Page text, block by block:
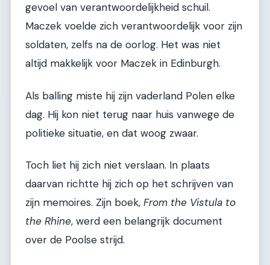
gevoel van verantwoordelijkheid schuil.
Maczek voelde zich verantwoordelijk voor zijn
soldaten, zelfs na de oorlog. Het was niet
altijd makkelijk voor Maczek in Edinburgh.
Als balling miste hij zijn vaderland Polen elke
dag. Hij kon niet terug naar huis vanwege de
politieke situatie, en dat woog zwaar.
Toch liet hij zich niet verslaan. In plaats
daarvan richtte hij zich op het schrijven van
zijn memoires. Zijn boek, From the Vistula to
the Rhine, werd een belangrijk document
over de Poolse strijd.